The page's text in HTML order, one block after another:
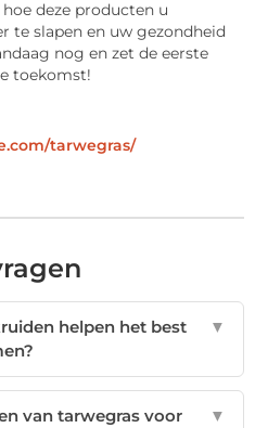
deze producten u
te slapen en uw gezondheid
nog en zet de eerste
toekomst!
tarwegras/
helpen het best
▼
van tarwegras voor
▼